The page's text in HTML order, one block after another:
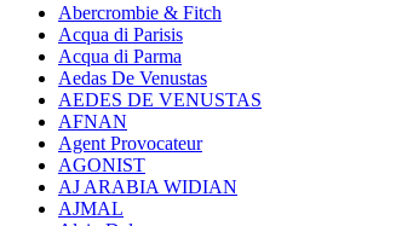
Abercrombie & Fitch
Acqua di Parisis
Acqua di Parma
Aedas De Venustas
AEDES DE VENUSTAS
AFNAN
Agent Provocateur
AGONIST
AJ ARABIA WIDIAN
AJMAL